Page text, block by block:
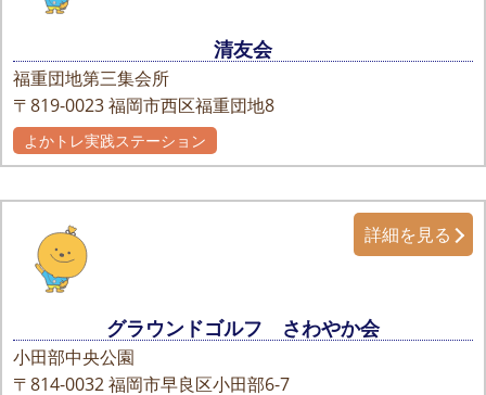
清友会
福重団地第三集会所
〒819-0023福岡市西区福重団地8
よかトレ実践ステーション
グラウンドゴルフ さわやか会
小田部中央公園
〒814-0032福岡市早良区小田部6-7
詳細を見る